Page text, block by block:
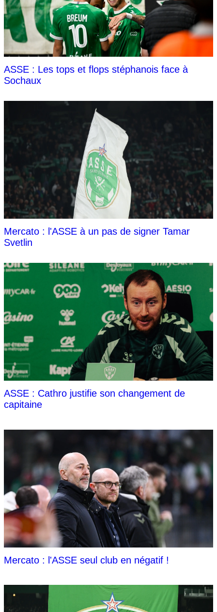
ASSE : Les tops et flops stéphanois face à
Sochaux
Mercato : l'ASSE à un pas de signer Tamar
Svetlin
ASSE : Cathro justifie son changement de
capitaine
Mercato : l'ASSE seul club en négatif !